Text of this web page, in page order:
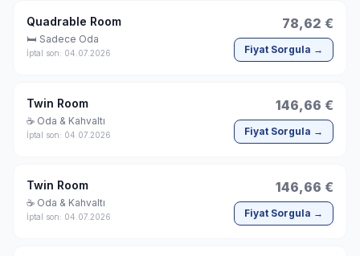
Quadrable Room
🛏 Sadece Oda
İptal son: 04.07.2026
78,62 €
Fiyat Sorgula →
Twin Room
☕ Oda & Kahvaltı
İptal son: 04.07.2026
146,66 €
Fiyat Sorgula →
Twin Room
☕ Oda & Kahvaltı
İptal son: 04.07.2026
146,66 €
Fiyat Sorgula →